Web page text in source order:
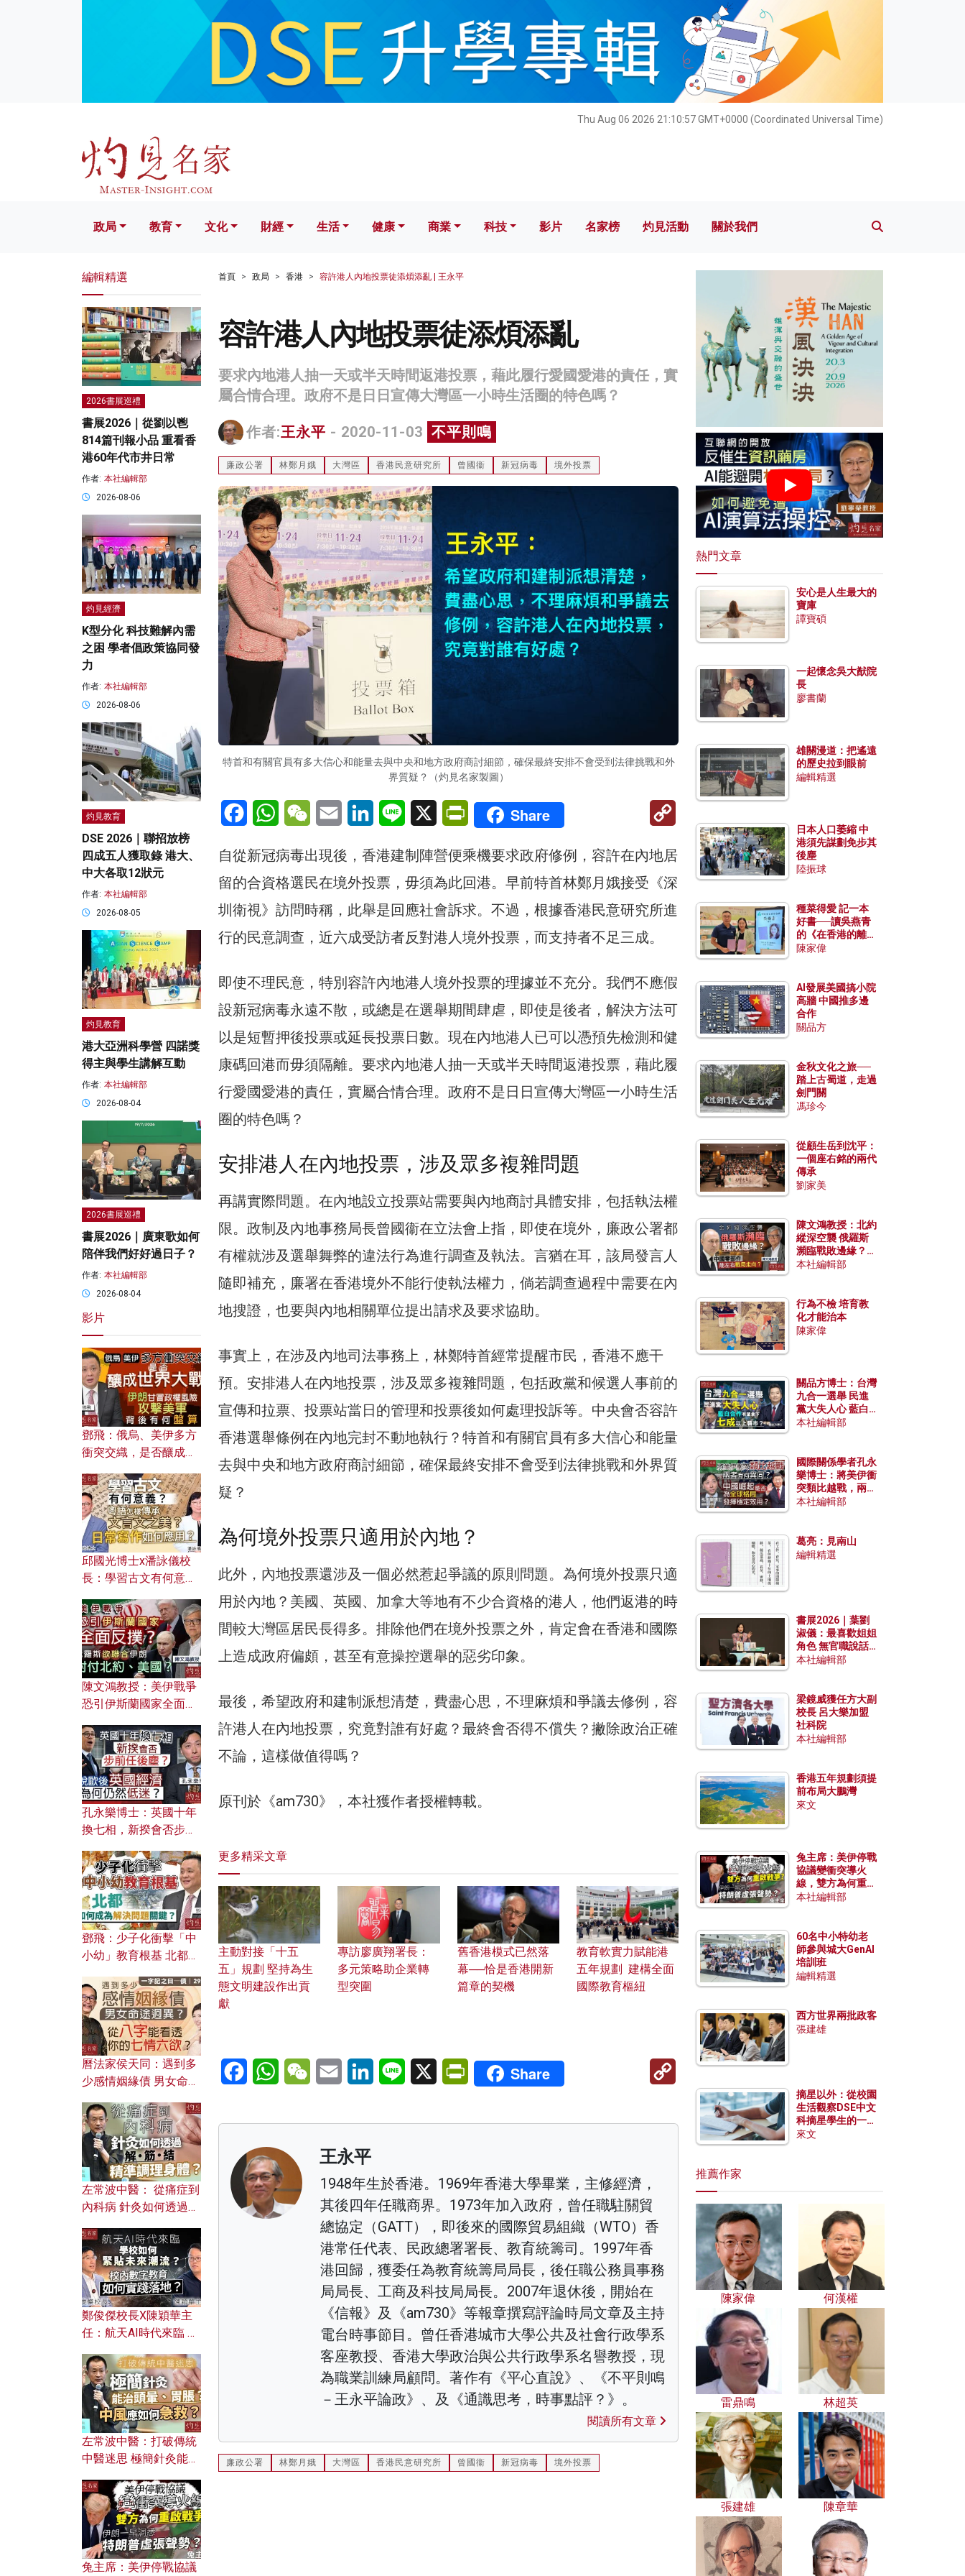
Thu Aug 06 2026 21:10:58 GMT+0000 (Coordinated Universal Time)
文化 財經 生活 健康 科技 影片 名家榜 灼見活動 關於我們
政局 教育 文化 財經 生活 健康 商業 科技 影片 名家榜 灼見活動 關於我們
首頁 政局 香港 容許港人內地投票徒添煩添亂 | 王永平
容許港人內地投票徒添煩添亂
要求內地港人抽一天或半天時間返港投票，藉此履行愛國愛港的責任，實
屬合情合理。政府不是日日宣傳大灣區一小時生活圈的特色嗎？
作者:王永平 - 2020-11-03 不平則鳴
廉政公署 林鄭月娥 大灣區 香港民意研究所 曾國衞 新冠病毒 境外投票
特首和有關官員有多大信心和能量去與中央和地方政府商討細節，確保最終安排不會受到法律挑戰和外
界質疑？（灼見名家製圖）
FacebookWhatsAppWeChatEmail LinkedInLine X PrintFriendly
Share
Copy
自從新冠病毒出現後，香港建制陣營便乘機要求政府修例，容許在內地居
留的合資格選民在境外投票，毋須為此回港。早前特首林鄭月娥接受《深
圳衛視》訪問時稱，此舉是回應社會訴求。不過，根據香港民意研究所進
行的民意調查，近六成受訪者反對港人境外投票，而支持者不足三成。
即使不理民意，特別容許內地港人境外投票的理據並不充分。我們不應假
設新冠病毒永遠不散，或總是在選舉期間肆虐，即使是後者，解決方法可
以是短暫押後投票或延長投票日數。現在內地港人已可以憑預先檢測和健
康碼回港而毋須隔離。要求內地港人抽一天或半天時間返港投票，藉此履
行愛國愛港的責任，實屬合情合理。政府不是日日宣傳大灣區一小時生活
圈的特色嗎？
安排港人在內地投票，涉及眾多複雜問題
再講實際問題。在內地設立投票站需要與內地商討具體安排，包括執法權
限。政制及內地事務局長曾國衞在立法會上指，即使在境外，廉政公署都
有權就涉及選舉舞弊的違法行為進行調查及執法。言猶在耳，該局發言人
隨即補充，廉署在香港境外不能行使執法權力，倘若調查過程中需要在內
地搜證，也要與內地相關單位提出請求及要求協助。
事實上，在涉及內地司法事務上，林鄭特首經常提醒市民，香港不應干
預。安排港人在內地投票，涉及眾多複雜問題，包括政黨和候選人事前的
宣傳和拉票、投票站當日的管理和投票後如何處理投訴等。中央會否容許
香港選舉條例在內地完封不動地執行？特首和有關官員有多大信心和能量
去與中央和地方政府商討細節，確保最終安排不會受到法律挑戰和外界質
疑？
為何境外投票只適用於內地？
此外，內地投票還涉及一個必然惹起爭議的原則問題。為何境外投票只適
用於內地？美國、英國、加拿大等地有不少合資格的港人，他們返港的時
間較大灣區居民長得多。排除他們在境外投票之外，肯定會在香港和國際
上造成政府偏頗，甚至有意操控選舉的惡劣印象。
最後，希望政府和建制派想清楚，費盡心思，不理麻煩和爭議去修例，容
許港人在內地投票，究竟對誰有好處？最終會否得不償失？撇除政治正確
不論，這樣做值得嗎？
原刊於《am730》，本社獲作者授權轉載。
更多精采文章
主動對接「十五
五」規劃 堅持為生
態文明建設作出貢
獻
專訪廖廣翔署長：
多元策略助企業轉
型突圍
舊香港模式已然落
幕──恰是香港開新
篇章的契機
教育軟實力賦能港
五年規劃 建構全面
國際教育樞紐
FacebookWhatsAppWeChatEmail LinkedInLine X PrintFriendly
Share
Copy
王永平
1948年生於香港。1969年香港大學畢業，主修經濟，
其後四年任職商界。1973年加入政府，曾任職駐關貿
總協定（GATT），即後來的國際貿易組織（WTO）香
港常任代表、民政總署署長、教育統籌司。1997年香
港回歸，獲委任為教育統籌局局長，後任職公務員事務
局局長、工商及科技局局長。2007年退休後，開始在
《信報》及《am730》等報章撰寫評論時局文章及主持
電台時事節目。曾任香港城市大學公共及社會行政學系
客座教授、香港大學政治與公共行政學系名譽教授，現
為職業訓練局顧問。著作有《平心直說》、《不平則鳴
－王永平論政》、及《通識思考，時事點評？》。
閱讀所有文章
廉政公署 林鄭月娥 大灣區 香港民意研究所 曾國衞 新冠病毒 境外投票
編輯精選
2026書展巡禮
書展2026｜從劉以鬯
814篇刊報小品 重看香
港60年代市井日常
作者: 本社編輯部
2026-08-06
灼見經濟
K型分化 科技難解內需
之困 學者倡政策協同發
力
作者: 本社編輯部
2026-08-06
灼見教育
DSE 2026｜聯招放榜
四成五人獲取錄 港大、
中大各取12狀元
作者: 本社編輯部
2026-08-05
灼見教育
港大亞洲科學營 四諾獎
得主與學生講解互動
作者: 本社編輯部
2026-08-04
2026書展巡禮
書展2026｜廣東歌如何
陪伴我們好好過日子？
作者: 本社編輯部
2026-08-04
影片
鄧飛：俄烏、美伊多方
衝突交織，是否釀成世
風險攻擊美軍，背後有
何盤算？
邱國光博士x潘詠儀校
長：學習古文有何意
文之美？ 日常寫作如何
應用？
陳文鴻教授：美伊戰爭
恐引伊斯蘭國家全面反
對付北約美國？
孔永樂博士：英國十年
換七相，新揆會否步前
濟為何仍然低迷？
鄧飛：少子化衝擊「中
小幼」教育根基 北都如
曆法家侯天同：遇到多
少感情姻緣債 男女命途
的七情六欲？
左常波中醫： 從痛症到
內科病 針灸如何透過解
鄭俊傑校長X陳穎華主
任：航天AI時代來臨 學
校內數字教育如何實踐
落地？
左常波中醫：打破傳統
中醫迷思 極簡針灸能治
何急救？
兔主席：美伊停戰協議
熱門文章
安心是人生最大的
寶庫
譚寶碩
一起懷念吳大猷院
長
廖書蘭
雄關漫道：把遙遠
的歷史拉到眼前
編輯精選
日本人口萎縮 中
港須先謀劃免步其
後塵
陸振球
種菜得愛 記一本
好書──讀吳燕青
的《在香港的離島
種菜》
陳家偉
AI發展美國搞小院
高牆 中國推多邊
合作
關品方
金秋文化之旅──
踏上古蜀道，走過
劍門關
馮珍今
從顧生岳到沈平：
一個座右銘的兩代
傳承
劉家美
陳文鴻教授：北約
縱深空襲 俄羅斯
瀕臨戰敗邊緣？中
國零部件能左右戰
本社編輯部
行為不檢 培育教
化才能治本
陳家偉
關品方博士：台灣
九合一選舉 民進
黨大失人心 藍白
合作有望拿下七成
本社編輯部
國際關係學者孔永
樂博士：將美伊衝
突類比越戰，兩者
有何異同？中國崛
本社編輯部
葛亮：見南山
編輯精選
書展2026｜葉劉
淑儀：最喜歡姐姐
角色 無官職說話
包袱少
本社編輯部
梁鏡威獲任方大副
校長 呂大樂加盟
社科院
本社編輯部
香港五年規劃須提
前布局大鵬灣
來文
兔主席：美伊停戰
協議變衝突導火
線，雙方為何重啟
戰爭？伊朗一早洞
本社編輯部
60名中小特幼老
師參與城大GenAI
培訓班
編輯精選
西方世界兩批政客
張建雄
摘星以外：從校園
生活觀察DSE中文
科摘星學生的一點
特質
來文
推薦作家
陳家偉 何漢權
雷鼎鳴 林超英
張建雄 陳章華